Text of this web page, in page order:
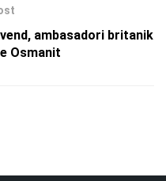
ambasadori britanik
Osmanit